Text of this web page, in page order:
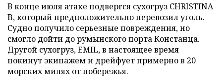
В конце июля атаке подвергся сухогруз CHRISTINA
B, который предположительно перевозил уголь.
Судно получило серьезные повреждения, но
смогло дойти до румынского порта Констанца.
Другой сухогруз, EMIL, в настоящее время
покинут экипажем и дрейфует примерно в 20
морских милях от побережья.